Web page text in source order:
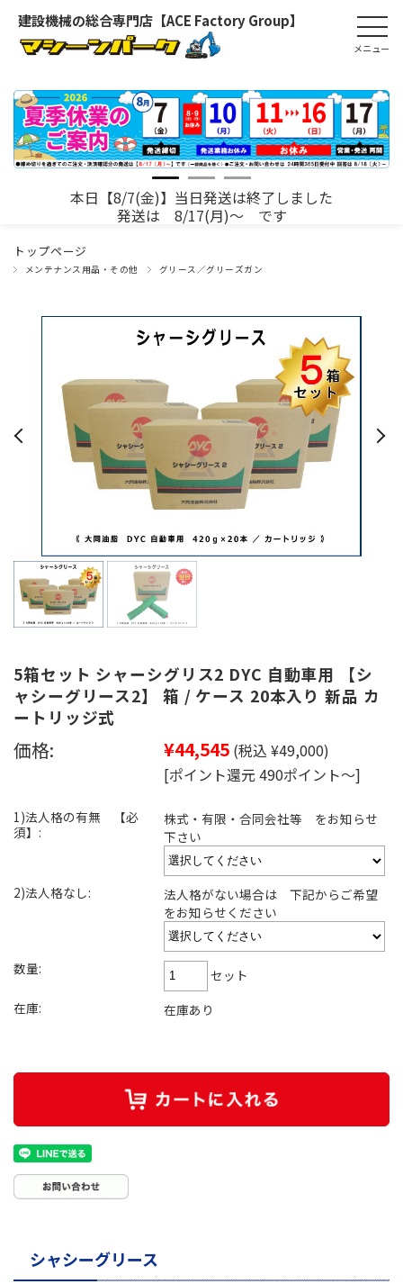
建設機械の総合専門店【ACE Factory Group】
本日【8/7(金)】当日発送は終了しました
発送は 8/17(月)～ です
トップページ
メンテナンス用品・その他 グリース／グリーズガン
5箱セット シャーシグリス2 DYC 自動車用 【シ
ャシーグリース2】 箱 / ケース 20本入り 新品 カ
ートリッジ式
価格: ¥44,545 (税込 ¥49,000)
[ポイント還元 490ポイント～]
1)法人格の有無 【必
須】:
株式・有限・合同会社等 をお知らせ
下さい
2)法人格なし:
法人格がない場合は 下記からご希望
をお知らせください
数量:
セット
在庫:
在庫あり
シャシーグリース